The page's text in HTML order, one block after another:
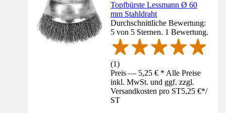
Topfbürste Lessmann Ø 60
mm Stahldraht
Durchschnittliche Bewertung:
5 von 5 Sternen. 1 Bewertung.
(1)
Preis — 5,25 € * Alle Preise
inkl. MwSt. und ggf. zzgl.
Versandkosten pro ST5,25 €*/
ST